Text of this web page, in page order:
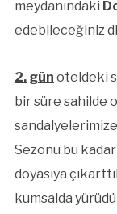
meydanındaki
edebileceğiniz
2. gün oteldeki
bir süre sahilde
sandalyelerimize
Sezonu bu
doyasıya
kumsalda